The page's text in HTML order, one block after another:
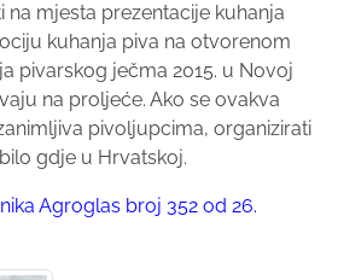
na mjesta prezentacije kuhanja
kuhanja piva na otvorenom
pivarskog ječma 2015. u Novoj
na proljeće. Ako se ovakva
pivoljupcima, organizirati
gdje u Hrvatskoj.
Agroglas broj 352 od 26.